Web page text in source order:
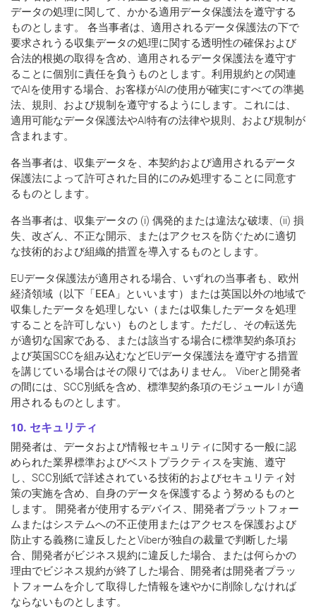
データの処理に関して、かかる適用データ保護法を遵守する
ものとします。 各当事者は、適用されるデータ保護法の下で
要求されうる収集データの処理に関する透明性の確保および
合法的根拠の取得を含め、適用されるデータ保護法を遵守す
ることに個別に責任を負うものとします。利用規約との関連
でAIを使用する場合、お客様がAIの使用が確実にすべての準拠
法、規則、および規制を遵守するようにします。これには、
適用可能なデータ保護法やAI特有の法律や規則、および規制が
含まれます。
各当事者は、収集データを、本契約および適用されるデータ
保護法によって許可された目的にのみ処理することに同意す
るものとします。
各当事者は、収集データの (i) 偶発的または違法な破壊、(ii) 損
失、改ざん、不正な開示、またはアクセスを防ぐために適切
な技術的および組織的措置を導入するものとします。
EUデータ保護法が適用される場合、いずれの当事者も、欧州
経済領域（以下「EEA 」といいます）または英国以外の地域で
収集したデータを処理しない（または収集したデータを処理
することを許可しない）ものとします。ただし、その転送先
が適切な国家である、または該当する場合に標準契約条項お
よび英国SCCを組み込むなどEUデータ保護法を遵守する措置
を講じている場合はその限りではありません。 Viberと開発者
の間には、SCC別紙を含め、標準契約条項のモジュール I が適
用されるものとします。
10. セキュリティ
開発者は、データおよび情報セキュリティに関する一般に認
められた業界標準およびベストプラクティスを実施、遵守
し、SCC別紙で詳述されている技術的およびセキュリティ対
策の実施を含め、自身のデータを保護するよう努めるものと
します。 開発者が使用するデバイス、開発者プラットフォー
ムまたはシステムへの不正使用またはアクセスを保護および
防止する義務に違反したとViberが独自の裁量で判断した場
合、開発者がビジネス規約に違反した場合、または何らかの
理由でビジネス規約が終了した場合、開発者は開発者プラッ
トフォームを介して取得した情報を速やかに削除しなければ
ならないものとします。